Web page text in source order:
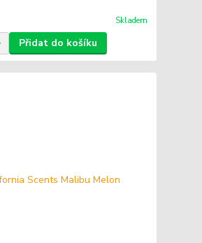
Skladem
Přidat do košíku